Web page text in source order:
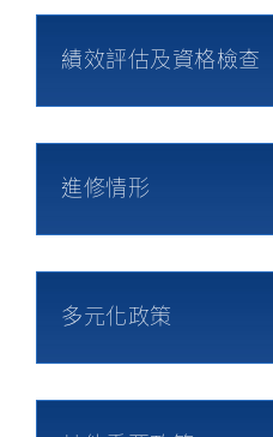
績效評估及資格檢查
進修情形
多元化政策